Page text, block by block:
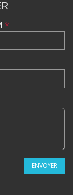
*
ENVOYER